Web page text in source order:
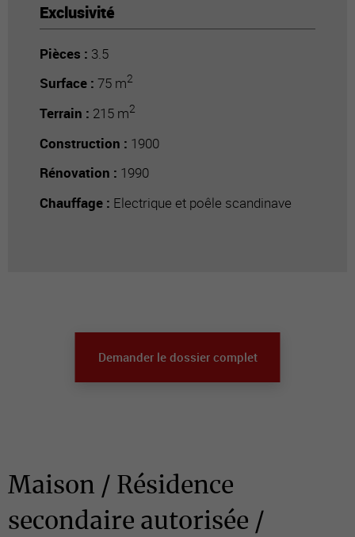
Exclusivité
Pièces : 3.5
Surface : 75 m2
Terrain : 215 m2
Construction : 1900
Rénovation : 1990
Chauffage : Electrique et poêle scandinave
Maison / Résidence
secondaire autorisée /
Demander le dossier complet